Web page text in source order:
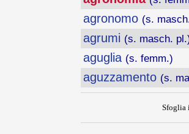
agronomo (s.
agrumi (s. masch.
aguglia (s. femm.)
aguzzamento (s.
Sfoglia